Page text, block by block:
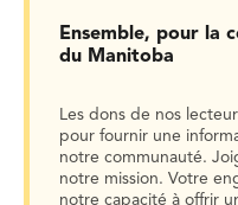
Ensemble, pour la
du Manitoba
Les dons de nos
pour fournir une
notre communauté.
notre mission. Votre
notre capacité à offrir